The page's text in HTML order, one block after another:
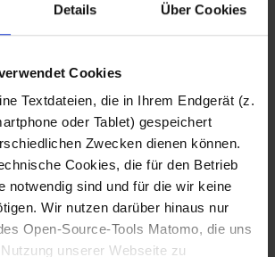
Details Über Cookies
Cookies
Textdateien, die in Ihrem Endgerät (z.
oder Tablet) gespeichert
Zwecken dienen können.
Cookies, die für den Betrieb
notwendig sind und für die wir keine
Wir nutzen darüber hinaus nur
Open-Source-Tools Matomo, die uns
unserer Webseite zu
Fotografo: Lorenz
Sternbach
Download